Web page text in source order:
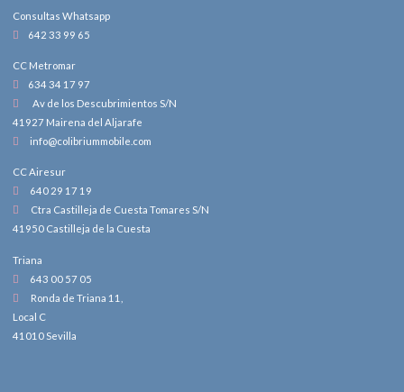
Consultas Whatsapp
642 33 99 65
CC Metromar
634 34 17 97
Av de los Descubrimientos S/N
41927 Mairena del Aljarafe
info@colibriummobile.com
CC Airesur
640 29 17 19
Ctra Castilleja de Cuesta Tomares S/N
41950 Castilleja de la Cuesta
Triana
643 00 57 05
Ronda de Triana 11,
Local C
41010 Sevilla